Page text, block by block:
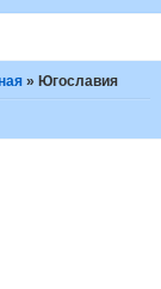
»Югославия